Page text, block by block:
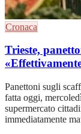
Cronaca
Trieste,
Panettoni sugli
fatta oggi,
supermercato
immediatamente